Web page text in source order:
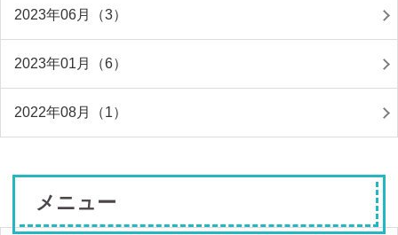
2023年06月（3）
2023年01月（6）
2022年08月（1）
メニュー